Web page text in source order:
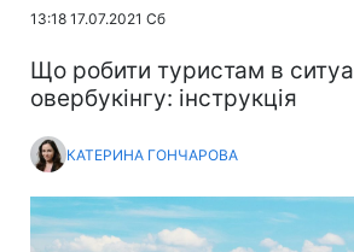
13:18 17.07.2021 Сб
Що робити туристам в
овербукінгу: інструкція
КАТЕРИНА ГОНЧАРОВА